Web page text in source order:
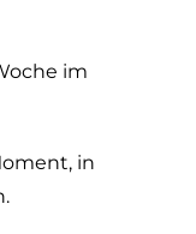
im
in